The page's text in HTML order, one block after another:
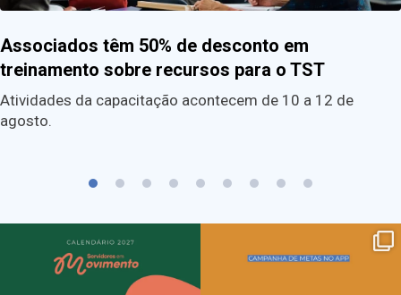
Associados têm 50% de desconto em
treinamento sobre recursos para o TST
Atividades da capacitação acontecem de 10 a 12 de
agosto.